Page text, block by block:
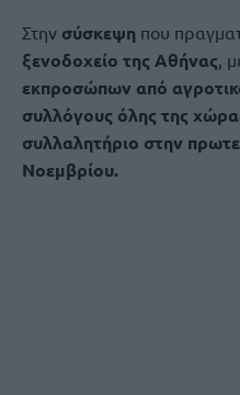
Στην σύσκεψη που
ξενοδοχείο της Αθήνας,
εκπροσώπων από
συλλόγους όλης της
συλλαλητήριο στην
Νοεμβρίου.